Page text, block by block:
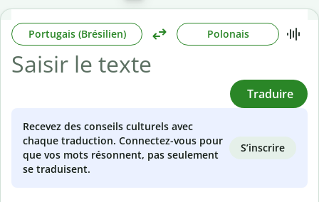
Portugais (Brésilien) Polonais
Traduire
Recevez des conseils culturels avec
chaque traduction. Connectez-vous pour
que vos mots résonnent, pas seulement
se traduisent.
S’inscrire